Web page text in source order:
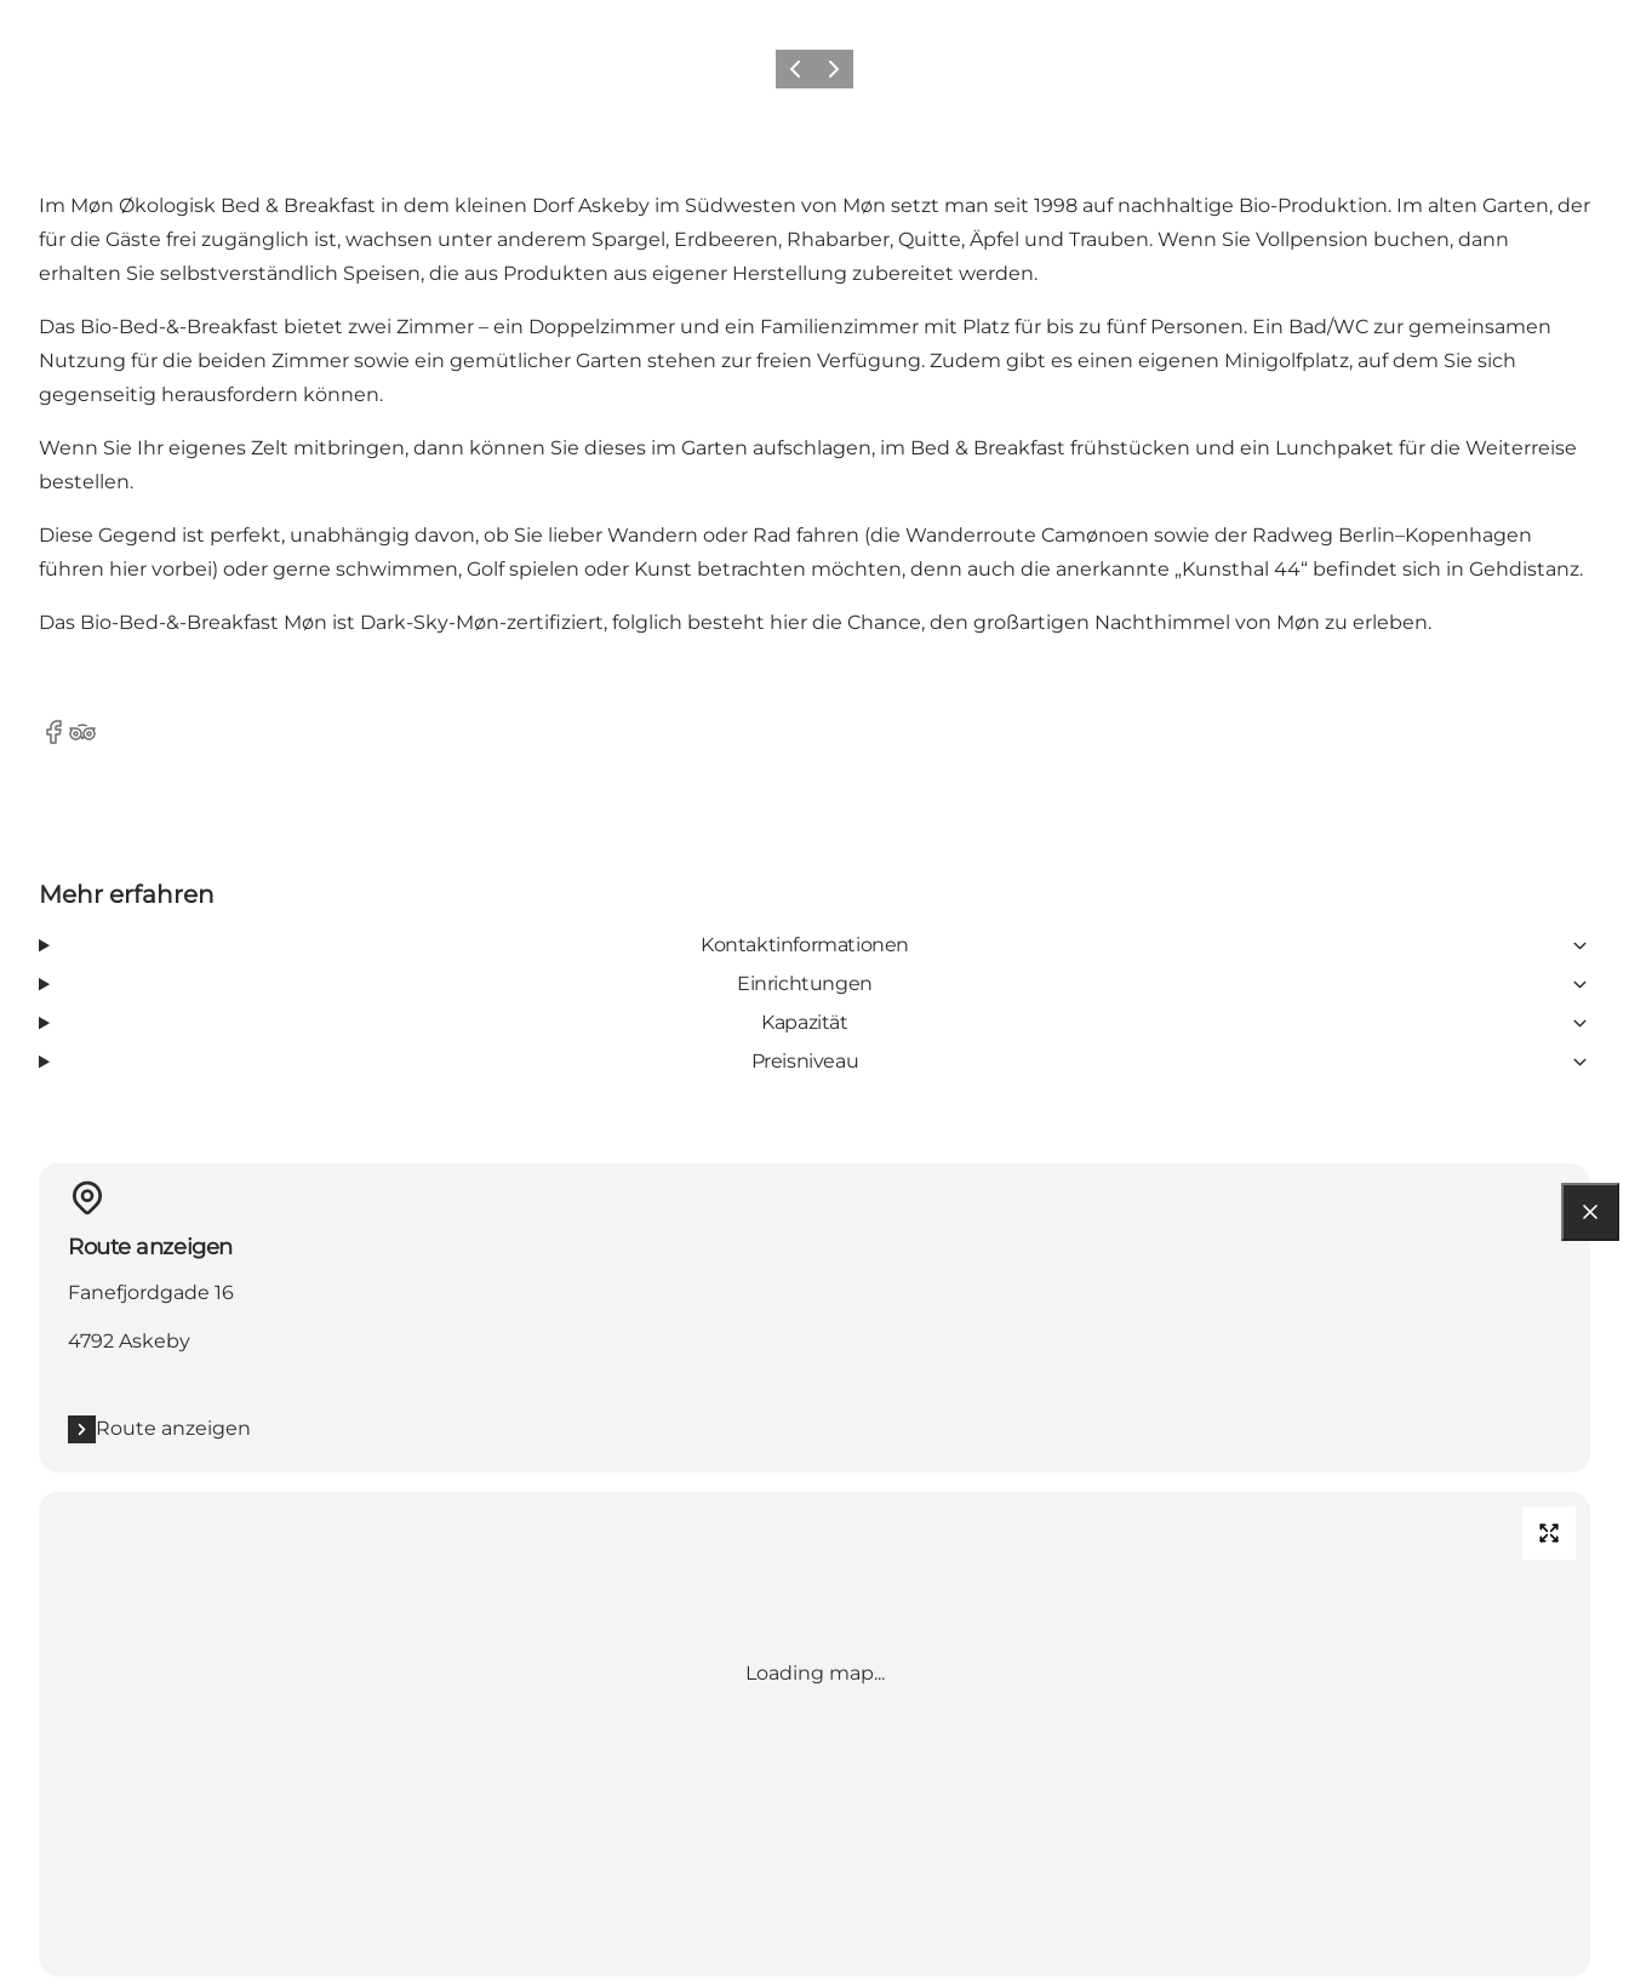
ZurückWeiter
Im Møn Økologisk Bed & Breakfast in dem kleinen Dorf Askeby im Südwesten von Møn setzt man seit 1998 auf nachhaltige Bio-Produktion. Im alten Garten, der
für die Gäste frei zugänglich ist, wachsen unter anderem Spargel, Erdbeeren, Rhabarber, Quitte, Äpfel und Trauben. Wenn Sie Vollpension buchen, dann
erhalten Sie selbstverständlich Speisen, die aus Produkten aus eigener Herstellung zubereitet werden.
Das Bio-Bed-&-Breakfast bietet zwei Zimmer – ein Doppelzimmer und ein Familienzimmer mit Platz für bis zu fünf Personen. Ein Bad/WC zur gemeinsamen
Nutzung für die beiden Zimmer sowie ein gemütlicher Garten stehen zur freien Verfügung. Zudem gibt es einen eigenen Minigolfplatz, auf dem Sie sich
gegenseitig herausfordern können.
Wenn Sie Ihr eigenes Zelt mitbringen, dann können Sie dieses im Garten aufschlagen, im Bed & Breakfast frühstücken und ein Lunchpaket für die Weiterreise
bestellen.
Diese Gegend ist perfekt, unabhängig davon, ob Sie lieber Wandern oder Rad fahren (die Wanderroute Camønoen sowie der Radweg Berlin–Kopenhagen
führen hier vorbei) oder gerne schwimmen, Golf spielen oder Kunst betrachten möchten, denn auch die anerkannte „Kunsthal 44“ befindet sich in Gehdistanz.
Das Bio-Bed-&-Breakfast Møn ist Dark-Sky-Møn-zertifiziert, folglich besteht hier die Chance, den großartigen Nachthimmel von Møn zu erleben.
Facebook
TripAdvisor
Mehr erfahren
Kontaktinformationen
Einrichtungen
Kapazität
Preisniveau
Route anzeigen
Fanefjordgade 16
4792 Askeby
Route anzeigen
Loading map...